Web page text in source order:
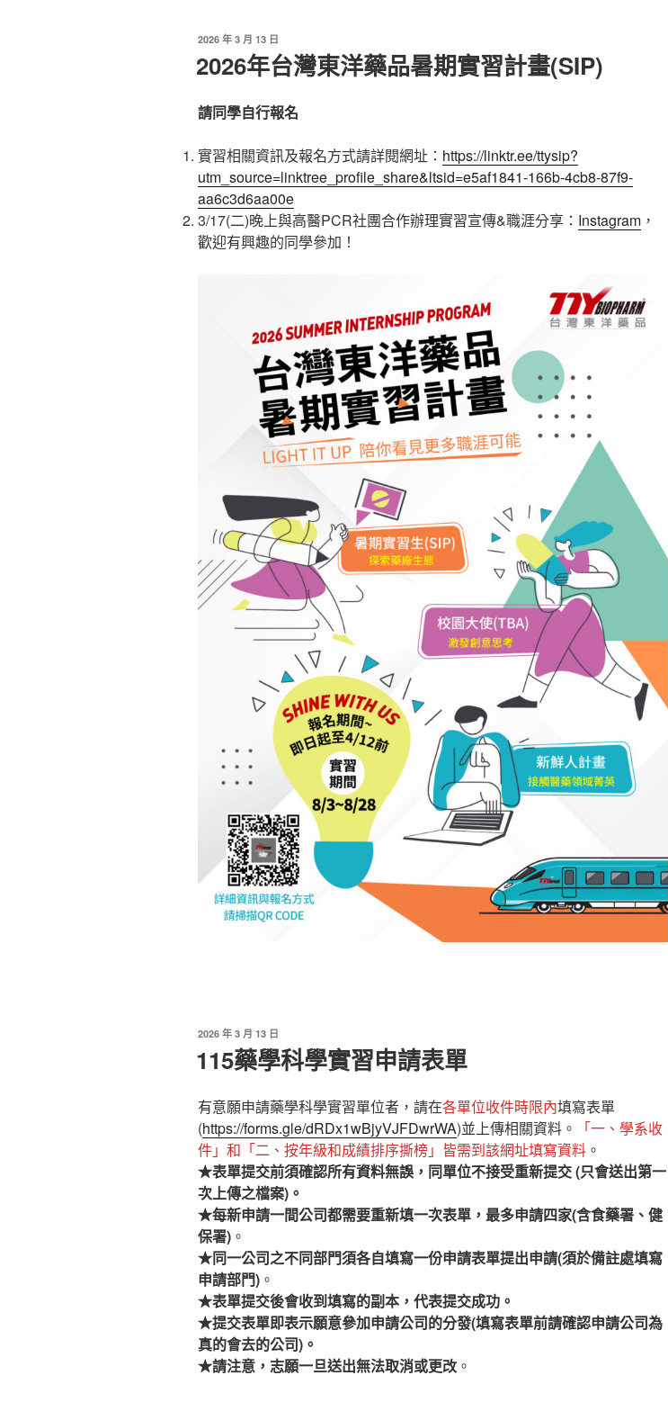
發
於
2026 年 3 月 13 日
2026年台灣東洋藥品暑期實習計畫(SIP)
請同學自行報名
實習相關資訊及報名方式請詳閱網址： https://linktr.ee/ttysip?
utm_source=linktree_profile_share&ltsid=e5af1841-166b-4cb8-87f9-
aa6c3d6aa00e
3/17(二)晚上與高醫PCR社團合作辦理實習宣傳&職涯分享： Instagram ，
歡迎有興趣的同學參加！
發
於
2026 年 3 月 13 日
115藥學科學實習申請表單
有意願申請藥學科學實習單位者，請在各單位收件時限內填寫表單
(https://forms.gle/dRDx1wBjyVJFDwrWA)並上傳相關資料。
「一、學系收
件」和「二、按年級和成績排序撕榜」皆需到該網址填寫資料 。
★表單提交前須確認所有資料無誤，同單位不接受重新提交 (只會送出第一
次上傳之檔案)。
★每新申請一間公司都需要重新填一次表單，最多申請四家(含食藥署、健
保署) 。
★同一公司之不同部門須各自填寫一份申請表單提出申請(須於備註處填寫
申請部門) 。
★表單提交後會收到填寫的副本，代表提交成功。
★提交表單即表示願意參加申請公司的分發(填寫表單前請確認申請公司為
真的會去的公司)。
★請注意，志願一旦送出無法取消或更改 。